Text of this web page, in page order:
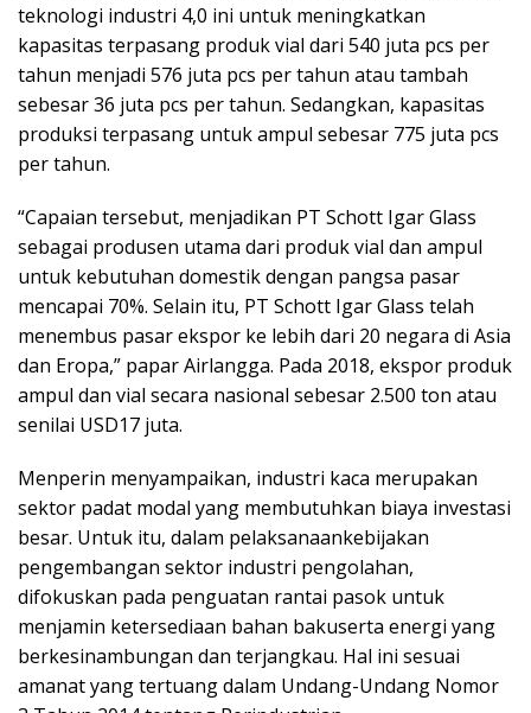
teknologi industri 4,0 ini untuk meningkatkan
kapasitas terpasang produk vial dari 540 juta pcs per
tahun menjadi 576 juta pcs per tahun atau tambah
sebesar 36 juta pcs per tahun. Sedangkan, kapasitas
produksi terpasang untuk ampul sebesar 775 juta pcs
per tahun.
“Capaian tersebut, menjadikan PT Schott Igar Glass
sebagai produsen utama dari produk vial dan ampul
untuk kebutuhan domestik dengan pangsa pasar
mencapai 70%. Selain itu, PT Schott Igar Glass telah
menembus pasar ekspor ke lebih dari 20 negara di Asia
dan Eropa,” papar Airlangga. Pada 2018, ekspor produk
ampul dan vial secara nasional sebesar 2.500 ton atau
senilai USD17 juta.
Menperin menyampaikan, industri kaca merupakan
sektor padat modal yang membutuhkan biaya investasi
besar. Untuk itu, dalam pelaksanaankebijakan
pengembangan sektor industri pengolahan,
difokuskan pada penguatan rantai pasok untuk
menjamin ketersediaan bahan bakuserta energi yang
berkesinambungan dan terjangkau. Hal ini sesuai
amanat yang tertuang dalam Undang-Undang Nomor